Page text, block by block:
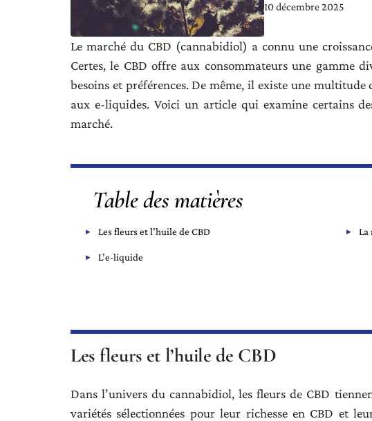
10 décembre 2025
Le marché du CBD (cannabidiol) a connu une
Certes, le CBD offre aux consommateurs une gamme
besoins et préférences. De même, il existe une
aux e-liquides. Voici un article qui examine certains
marché.
Table des matières
Les fleurs et l’huile de CBD La
L’e-liquide
Les fleurs et l’huile de CBD
Dans l’univers du cannabidiol, les fleurs de CBD
variétés sélectionnées pour leur richesse en CBD et